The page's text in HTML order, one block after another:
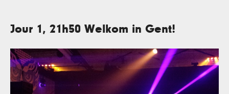
Jour 1, 21h50 Welkom in Gent!